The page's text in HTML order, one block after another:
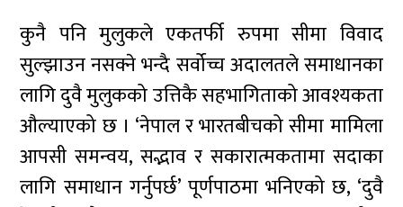
कुनै पनि मुलुकले एकतर्फी रुपमा सीमा विवाद
सुल्झाउन नसक्ने भन्दै सर्वोच्च अदालतले समाधानका
लागि दुवै मुलुकको उत्तिकै सहभागिताको आवश्यकता
औल्याएको छ । ‘नेपाल र भारतबीचको सीमा मामिला
आपसी समन्वय, सद्भाव र सकारात्मकतामा सदाका
लागि समाधान गर्नुपर्छ’ पूर्णपाठमा भनिएको छ, ‘दुवै